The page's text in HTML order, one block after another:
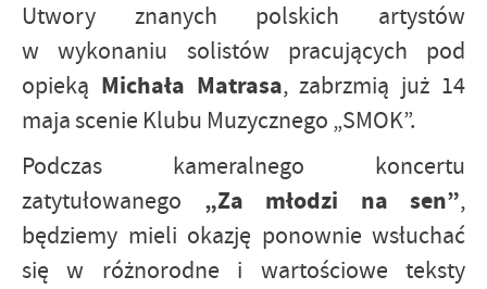
Utwory znanych polskich artystów
w wykonaniu solistów pracujących pod
opieką Michała Matrasa, zabrzmią już 14
maja scenie Klubu Muzycznego „SMOK”.
Podczas kameralnego koncertu
zatytułowanego „Za młodzi na sen”,
będziemy mieli okazję ponownie wsłuchać
się w różnorodne i wartościowe teksty